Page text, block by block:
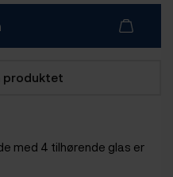
produktet
med 4 tilhørende glas er